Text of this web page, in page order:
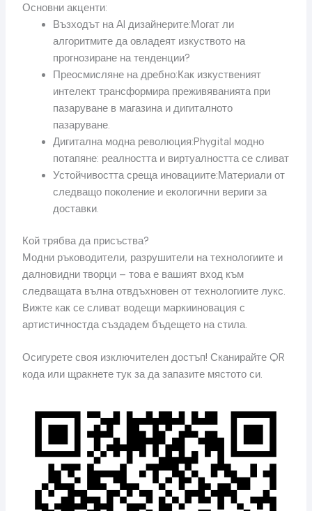
Основни акценти:
Възходът на AI дизайнерите:Могат ли
алгоритмите да овладеят изкуството на
прогнозиране на тенденции?
Преосмисляне на дребно:Как изкуственият
интелект трансформира преживяванията при
пазаруване в магазина и дигиталното
пазаруване.
Дигитална модна революция:Phygital модно
потапяне: реалността и виртуалността се сливат
Устойчивостта среща иновациите:Материали от
следващо поколение и екологични вериги за
доставки.
Кой трябва да присъства?
Модни ръководители, разрушители на технологиите и
далновидни творци – това е вашият вход към
следващата вълна отвдъхновен от технологиите лукс.
Вижте как се сливат водещи маркииновация с
артистичностда създадем бъдещето на стила.
Осигурете своя изключителен достъп! Сканирайте QR
кода или щракнете тук за да запазите мястото си.